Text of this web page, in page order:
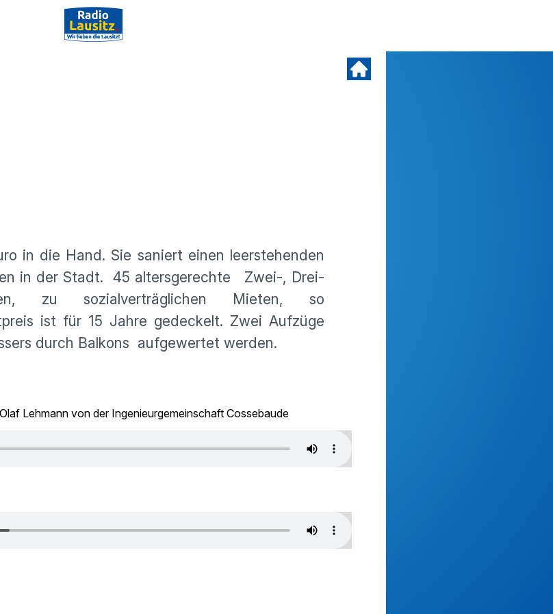
in die Hand. Sie saniert einen leerstehenden
in der Stadt. 45 altersgerechte Zwei-, Drei-
zu sozialverträglichen Mieten, so
ist für 15 Jahre gedeckelt. Zwei Aufzüge
durch Balkons aufgewertet werden.
Lehmann von der Ingenieurgemeinschaft Cossebaude